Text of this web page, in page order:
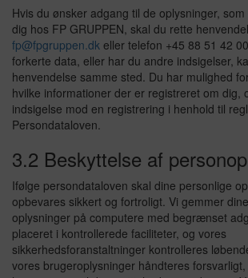
Hvis du ønsker adgang til de oplysninger,
dig hos FP GRUPPEN, skal du rette
fp@fpgruppen.dk eller telefon +45 88 51 42
forkerte data, eller har du andre indsigelser,
henvendelse samme sted. Du har mulighed
hvilke informationer der er registreret om dig,
indsigelse mod en registrering i henhold til
Persondataloven.
3.2 Beskyttelse af
Ifølge persondataloven skal dine personlige
opbevares sikkert og fortroligt. Vi gemmer
oplysninger på computere med begrænset
placeret i kontrollerede faciliteter, og vores
sikkerhedsforanstaltninger kontrolleres
vores brugeroplysninger håndteres
ved at aktivere grundlæggende funktioner
login og adgang til låste områder af
Hjemmesiden kan ikke fungere ordentligt uden
Databehandler
Microsoft, ASP.NET
Formål
Understøtter integrationen af en tredjeparts
https://privacy.microsoft.com/en-us/
Session
Navn
ASP.NET_SessionId
Udbyder
fpgruppen.dk
Statistiske
Statistik-cookies hjælper os med at forstå,
bruger fpgruppen.dk. De bruges til at samle
trafikken på siden.
Oplysningerne anonymiseres og kan ikke
Databehandler
Google Analytics
Formål
Anvendes til indsamling af brugernes adfærd på
hvorefter der på baggrund af disse dataer
Privatlivspolitik:
Marketing-cookies bruges til at genkende
websites.
Databehandler
AddThis